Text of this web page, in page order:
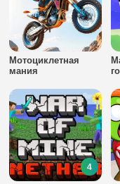
Мотоциклетная
мания
4